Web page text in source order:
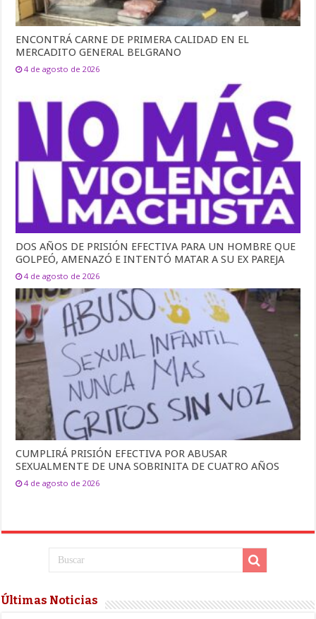
ENCONTRÁ CARNE DE PRIMERA CALIDAD EN EL
MERCADITO GENERAL BELGRANO
4 de agosto de 2026
DOS AÑOS DE PRISIÓN EFECTIVA PARA UN HOMBRE QUE
GOLPEÓ, AMENAZÓ E INTENTÓ MATAR A SU EX PAREJA
4 de agosto de 2026
CUMPLIRÁ PRISIÓN EFECTIVA POR ABUSAR
SEXUALMENTE DE UNA SOBRINITA DE CUATRO AÑOS
4 de agosto de 2026
Últimas Noticias